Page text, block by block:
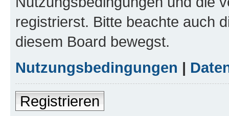
registrierst. Bitte beachte auch
diesem Board bewegst.
Nutzungsbedingungen |
Registrieren